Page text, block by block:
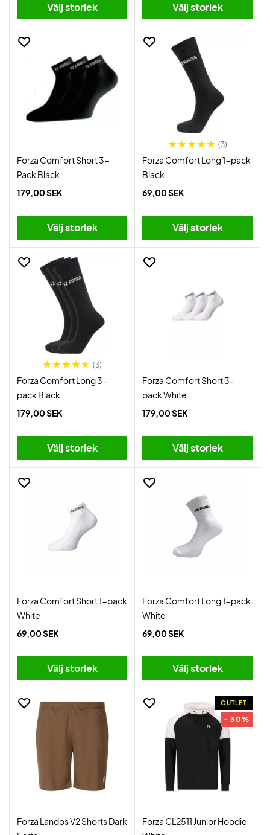
Välj storlek Välj storlek
Forza Comfort Short 3-
Pack Black
179,00 SEK
Välj storlek
(3)
Forza Comfort Long 1-pack
Black
69,00 SEK
Välj storlek
(3)
Forza Comfort Long 3-
pack Black
179,00 SEK
Välj storlek
Forza Comfort Short 3-
pack White
179,00 SEK
Välj storlek
Forza Comfort Short 1-pack
White
69,00 SEK
Välj storlek
Forza Comfort Long 1-pack
White
69,00 SEK
Välj storlek
Forza Landos V2 Shorts Dark
OUTLET
- 30%
Forza CL2511 Junior Hoodie